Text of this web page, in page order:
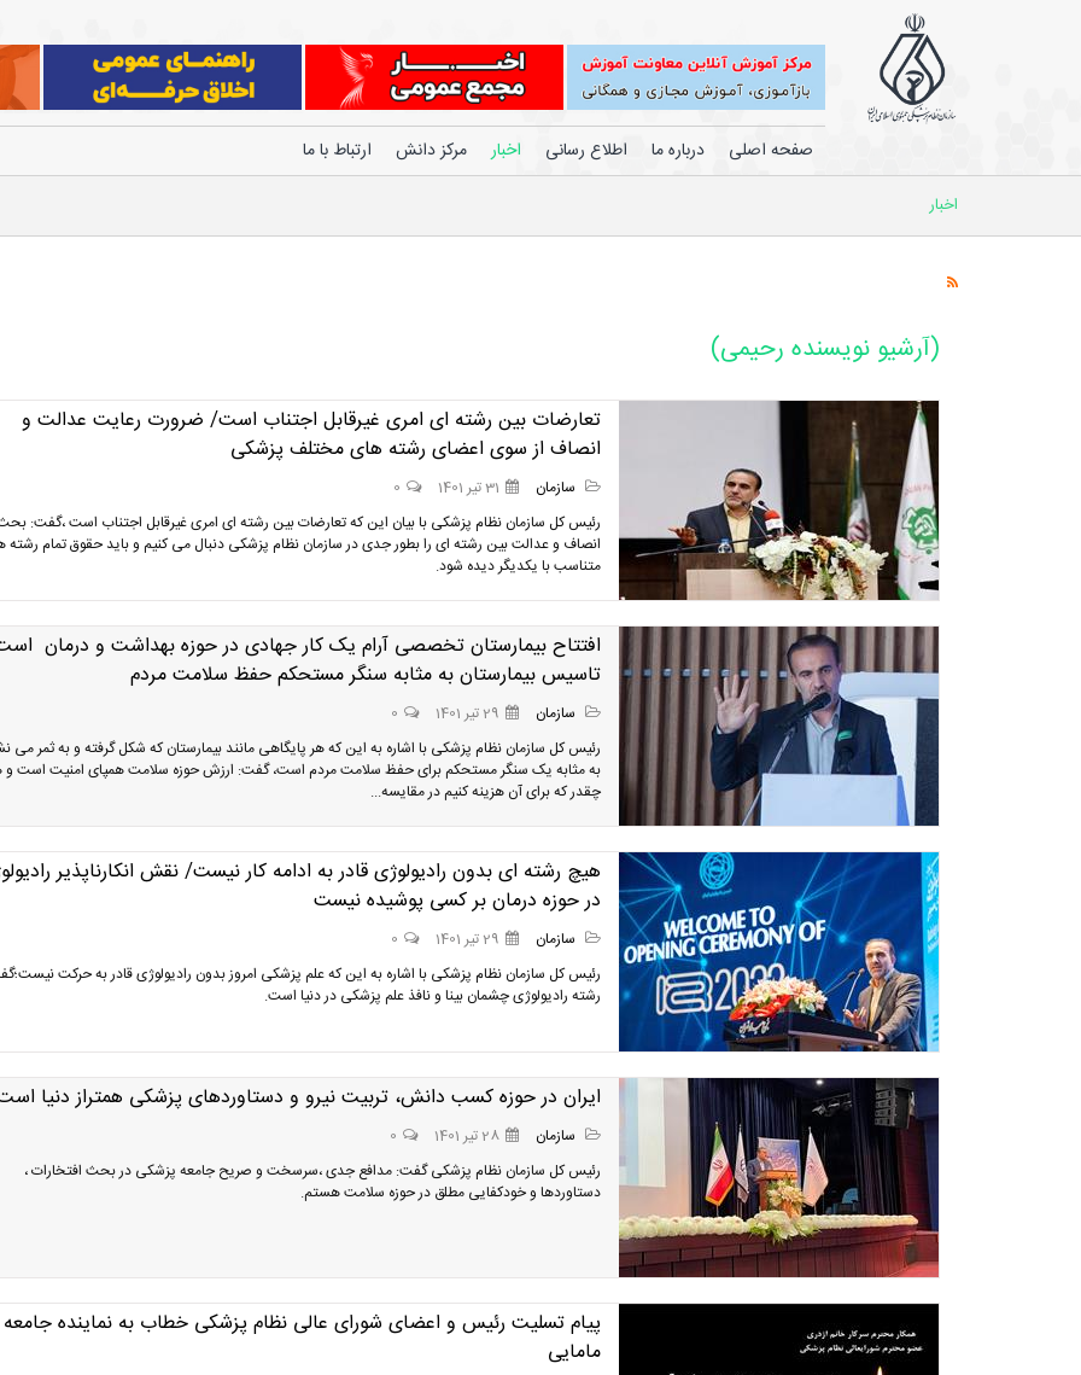
صفحه اصلی درباره ما اطلاع رسانی اخبار مرکز دانش ارتباط با ما
اخبار
(آرشیو نویسنده رحیمی)
تعارضات بین رشته ای امری غیرقابل اجتناب است/ ضرورت رعایت عدالت و
انصاف از سوی اعضای رشته های مختلف پزشکی
سازمان 31 تیر 1401
0
رئیس کل سازمان نظام پزشکی با بیان این که تعارضات بین رشته ای امری غیرقابل اجتناب است ،گفت:
انصاف و عدالت بین رشته ای را بطور جدی در سازمان نظام پزشکی دنبال می کنیم و باید حقوق تمام رشته
متناسب با یکدیگر دیده شود.
افتتاح بیمارستان تخصصی آرام یک کار جهادی در حوزه بهداشت و درمان
تاسیس بیمارستان به مثابه سنگر مستحکم حفظ سلامت مردم
سازمان 29 تیر 1401
0
رئیس کل سازمان نظام پزشکی با اشاره به این که هر پایگاهی مانند بیمارستان که شکل گرفته و به ثمر می
به مثابه یک سنگر مستحکم برای حفظ سلامت مردم است، گفت: ارزش حوزه سلامت همپای امنیت است و
چقدر که برای آن هزینه کنیم در مقایسه...
هیچ رشته ای بدون رادیولوژی قادر به ادامه کار نیست/ نقش انکارناپذیر
در حوزه درمان بر کسی پوشیده نیست
سازمان 29 تیر 1401
0
رئیس کل سازمان نظام پزشکی با اشاره به این که علم پزشکی امروز بدون رادیولوژی قادر به حرکت
رشته رادیولوژی چشمان بینا و نافذ علم پزشکی در دنیا است.
ایران در حوزه کسب دانش، تربیت نیرو و دستاوردهای پزشکی همتراز دنیا
سازمان 28 تیر 1401
0
رئیس کل سازمان نظام پزشکی گفت: مدافع جدی ،سرسخت و صریح جامعه پزشکی در بحث افتخارات ،
دستاوردها و خودکفایی مطلق در حوزه سلامت هستم.
پیام تسلیت رئیس و اعضای شورای عالی نظام پزشکی خطاب به نماینده جامعه
مامایی